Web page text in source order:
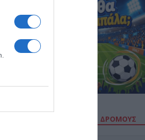
ΔΕΙΤΕ ΤΗΝ ΚΙΝΗΣΗ ΣΤΟΥΣ ΔΡΌΜΟΥΣ